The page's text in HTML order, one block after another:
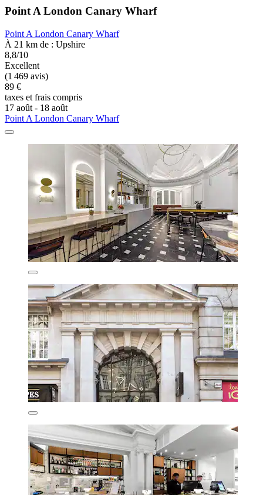
Point A London Canary Wharf
Point A London Canary Wharf
À 21 km de : Upshire
8,8/10
Excellent
(1 469 avis)
89 €
taxes et frais compris
17 août - 18 août
Point A London Canary Wharf